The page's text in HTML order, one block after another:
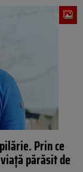
Prin ce
părăsit de